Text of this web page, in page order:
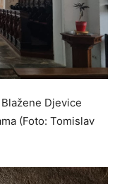
Djevice
(Foto: Tomislav